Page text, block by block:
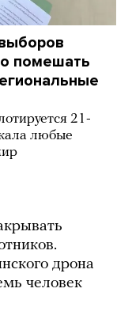
помешать
21-
любые
дрона
человек